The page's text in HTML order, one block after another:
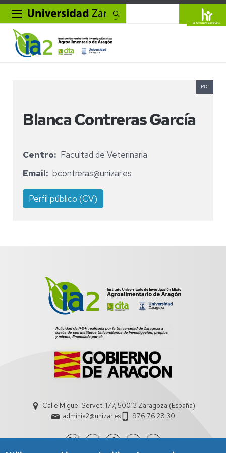
Blanca Contreras García
PDI
Centro
Facultad de Veterinaria
Email
bcontreras@unizar.es
Perfil público (CV)
Calle Miguel Servet, 177, 50013 Zaragoza (España)
adminia2@unizar.es
976 76 28 30